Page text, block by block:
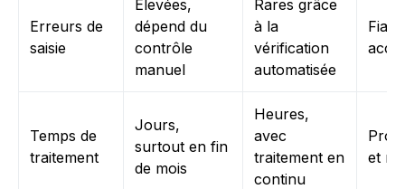
Erreurs de
saisie
Élevées,
dépend du
contrôle
manuel
Rares grâce
à la
vérification
automatisée
Temps de
traitement
Jours,
surtout en fin
de mois
Heures,
avec
traitement en
continu
et